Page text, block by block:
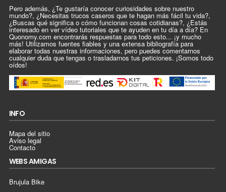
Pero además, ¿Te gustaría conocer curiosidades sobre nuestro
mundo?, ¿Necesitas trucos caseros que te hagan más fácil tu vida?,
¿Buscas qué significa o cómo funcionan cosas cotidianas?, ¿Estás
interesado en ver vídeo tutoriales que te ayuden en tu día a día? En
Quonomy.com encontrarás respuestas para todo esto... ¡y mucho
más! Utilizamos fuentes fiables y una extensa bibliografía para
elaborar todas nuestras informaciones, pero puedes comentarnos
cualquier duda que tengas o trasladarnos tus peticiones. ¡Somos todo
oídos!
INFO
Mapa del sitio
Aviso legal
Contacto
WEBS AMIGAS
Brujula Bike